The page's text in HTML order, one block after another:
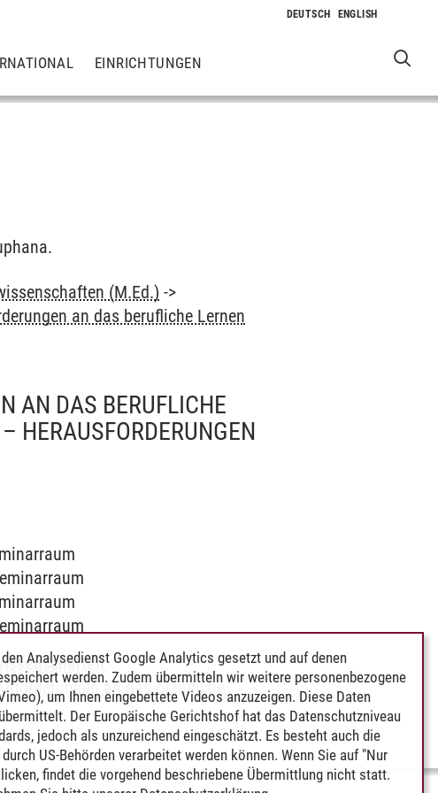
EINRICHTUNGEN
(M.Ed.) ->
an das berufliche Lernen
AN DAS BERUFLICHE
HERAUSFORDERUNGEN
-
an das berufliche
Analysedienst Google Analytics gesetzt und auf denen
werden. Zudem übermitteln wir weitere personenbezogene
um Ihnen eingebettete Videos anzuzeigen. Diese Daten
Der Europäische Gerichtshof hat das Datenschutzniveau
jedoch als unzureichend eingeschätzt. Es besteht auch die
US-Behörden verarbeitet werden können. Wenn Sie auf "Nur
findet die vorgehend beschriebene Übermittlung nicht statt.